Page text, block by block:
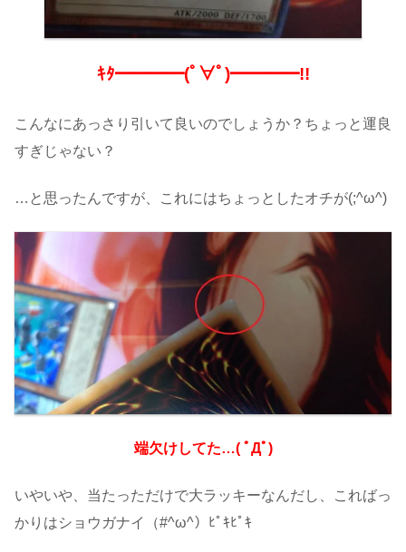
ｷﾀ━━━━(ﾟ∀ﾟ)━━━━!!
こんなにあっさり引いて良いのでしょうか？ちょっと運良
すぎじゃない？
…と思ったんですが、これにはちょっとしたオチが(;^ω^)
端欠けしてた…( ﾟДﾟ)
いやいや、当たっただけで大ラッキーなんだし、こればっ
かりはショウガナイ（#^ω^）ﾋﾟｷﾋﾟｷ